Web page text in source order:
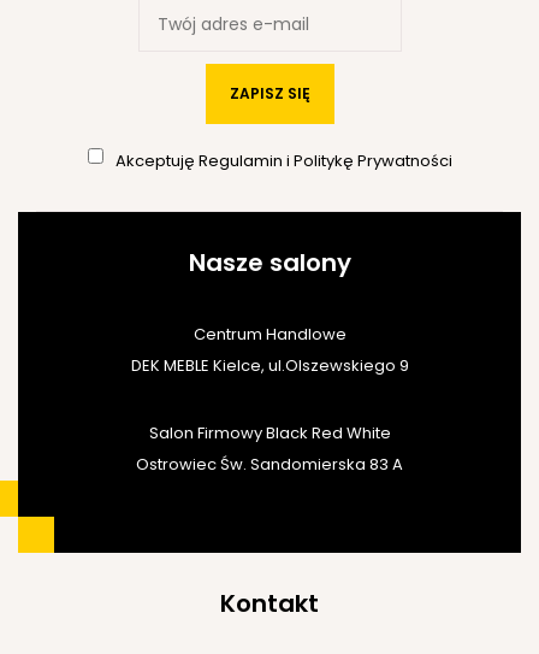
ZAPISZ SIĘ
Akceptuję Regulamin i Politykę Prywatności
Nasze salony
Centrum Handlowe
DEK MEBLE Kielce, ul.Olszewskiego 9
Salon Firmowy Black Red White
Ostrowiec Św. Sandomierska 83 A
Kontakt